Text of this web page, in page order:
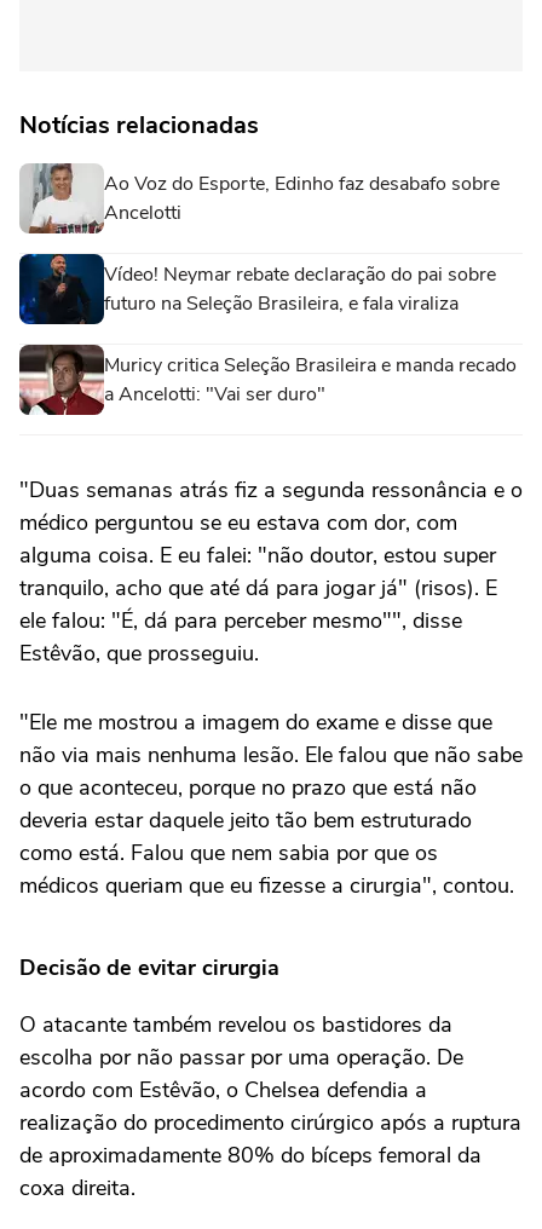
Notícias relacionadas
Ao Voz do Esporte, Edinho faz desabafo sobre
Ancelotti
Vídeo! Neymar rebate declaração do pai sobre
futuro na Seleção Brasileira, e fala viraliza
Muricy critica Seleção Brasileira e manda recado
a Ancelotti: "Vai ser duro"
"Duas semanas atrás fiz a segunda ressonância e o
médico perguntou se eu estava com dor, com
alguma coisa. E eu falei: "não doutor, estou super
tranquilo, acho que até dá para jogar já" (risos). E
ele falou: "É, dá para perceber mesmo"", disse
Estêvão, que prosseguiu.
"Ele me mostrou a imagem do exame e disse que
não via mais nenhuma lesão. Ele falou que não sabe
o que aconteceu, porque no prazo que está não
deveria estar daquele jeito tão bem estruturado
como está. Falou que nem sabia por que os
médicos queriam que eu fizesse a cirurgia", contou.
Decisão de evitar cirurgia
O atacante também revelou os bastidores da
escolha por não passar por uma operação. De
acordo com Estêvão, o Chelsea defendia a
realização do procedimento cirúrgico após a ruptura
de aproximadamente 80% do bíceps femoral da
coxa direita.